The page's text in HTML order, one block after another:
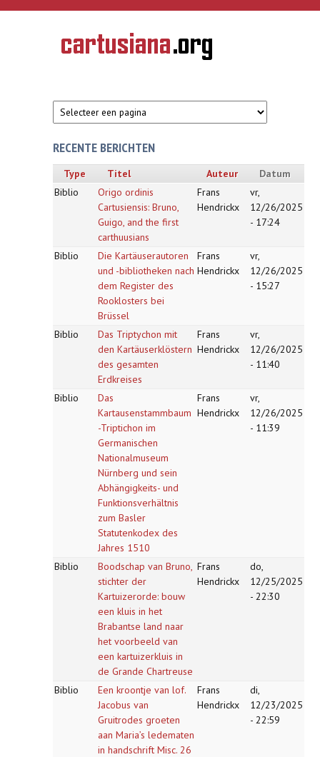
Overslaan en naar de inhoud gaan
CARTUSIANA
Geschiedenis
van de
RECENTE BERICHTEN
Type Titel Auteur
Datum
Biblio
Origo ordinis
Cartusiensis: Bruno,
Guigo, and the first
carthuusians
Frans
Hendrickx
vr,
12/26/2025
- 17:24
Biblio
Die Kartäuserautoren
und -bibliotheken nach
dem Register des
Rooklosters bei
Brüssel
Frans
Hendrickx
vr,
12/26/2025
- 15:27
Biblio
Das Triptychon mit
den Kartäuserklöstern
des gesamten
Erdkreises
Frans
Hendrickx
vr,
12/26/2025
- 11:40
Biblio
Das
Kartausenstammbaum
-Triptichon im
Germanischen
Nationalmuseum
Nürnberg und sein
Abhängigkeits- und
Funktionsverhältnis
zum Basler
Statutenkodex des
Jahres 1510
Frans
Hendrickx
vr,
12/26/2025
- 11:39
Biblio
Boodschap van Bruno,
stichter der
Kartuizerorde: bouw
een kluis in het
Brabantse land naar
het voorbeeld van
een kartuizerkluis in
de Grande Chartreuse
Frans
Hendrickx
do,
12/25/2025
- 22:30
Biblio
Een kroontje van lof.
Jacobus van
Gruitrodes groeten
aan Maria’s ledematen
in handschrift Misc. 26
Frans
Hendrickx
di,
12/23/2025
- 22:59